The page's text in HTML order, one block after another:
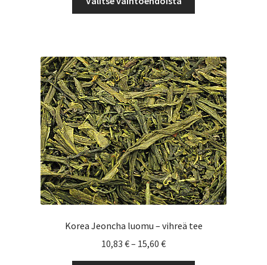
7,50 €
Voit
tehdä
valinnat
tuotteen
sivulla.
Korea Jeoncha luomu – vihreä tee
10,83 €– 15,60 €Hintaluokka:
10,83 €